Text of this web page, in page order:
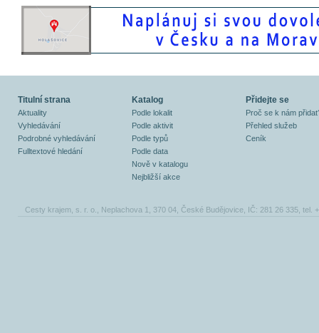
Titulní strana
Aktuality
Vyhledávání
Podrobné vyhledávání
Fulltextové hledání
Katalog
Podle lokalit
Podle aktivit
Podle typů
Podle data
Nově v katalogu
Nejbližší akce
Přidejte se
Proč se k nám
Přehled služeb
Ceník
Cesty krajem, s. r. o., Neplachova 1, 370 04, České Budějovice, IČ: 281 26 335, tel.